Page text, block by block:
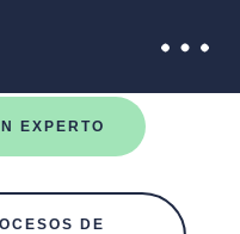
EXPERTO
DE